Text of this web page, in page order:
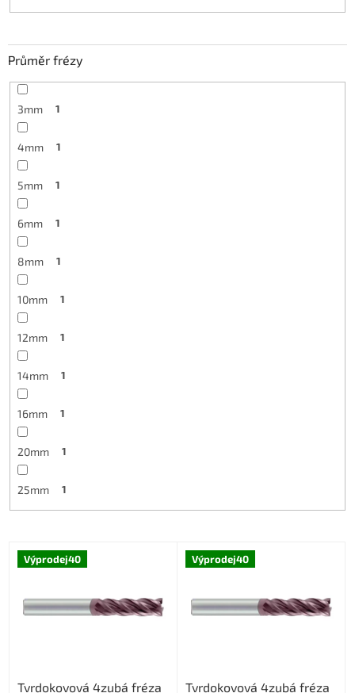
Průměr frézy
3mm 1
4mm 1
5mm 1
6mm 1
8mm 1
10mm 1
12mm 1
14mm 1
16mm 1
20mm 1
25mm 1
Výprodej40
Tvrdokovová 4zubá fréza
Výprodej40
Tvrdokovová 4zubá fréza